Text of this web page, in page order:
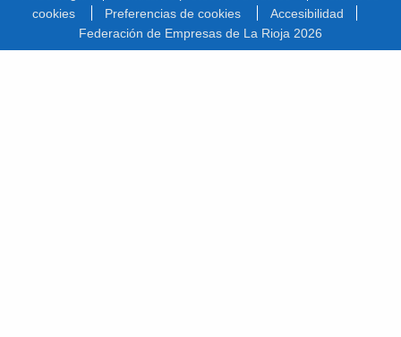
cookies
Preferencias de cookies
Accesibilidad
Federación de Empresas de La Rioja 2026